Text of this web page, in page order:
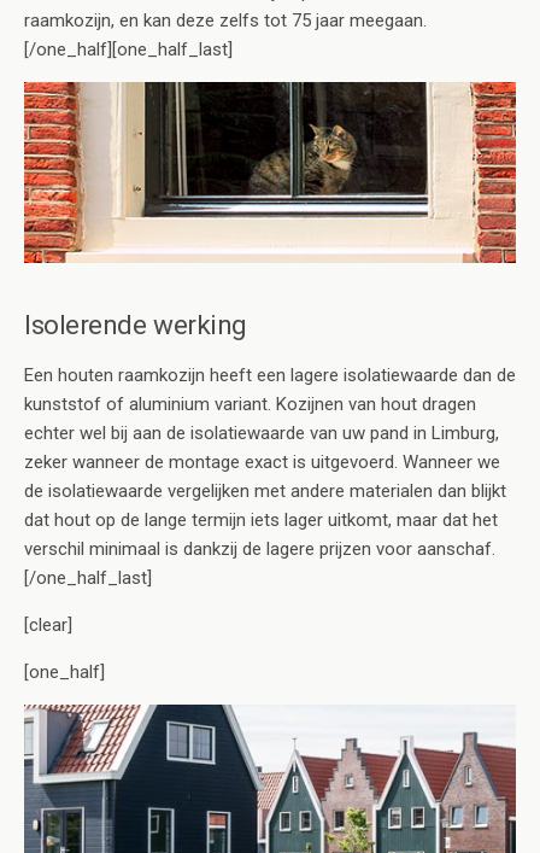
raamkozijn, en kan deze zelfs tot 75 jaar meegaan.
[/one_half][one_half_last]
Isolerende werking
Een houten raamkozijn heeft een lagere isolatiewaarde dan de
kunststof of aluminium variant. Kozijnen van hout dragen
echter wel bij aan de isolatiewaarde van uw pand in Limburg,
zeker wanneer de montage exact is uitgevoerd. Wanneer we
de isolatiewaarde vergelijken met andere materialen dan blijkt
dat hout op de lange termijn iets lager uitkomt, maar dat het
verschil minimaal is dankzij de lagere prijzen voor aanschaf.
[/one_half_last]
[clear]
[one_half]